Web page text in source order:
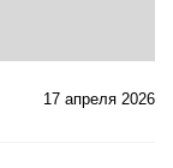
17 апреля 2026